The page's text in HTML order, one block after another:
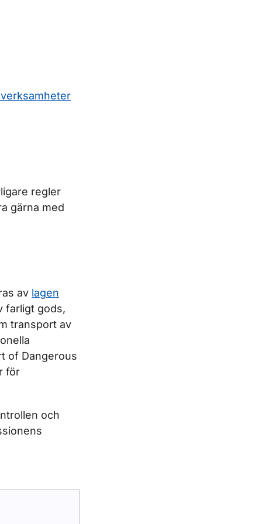
regler
gärna med
av lagen
farligt gods,
transport av
of Dangerous
för
och